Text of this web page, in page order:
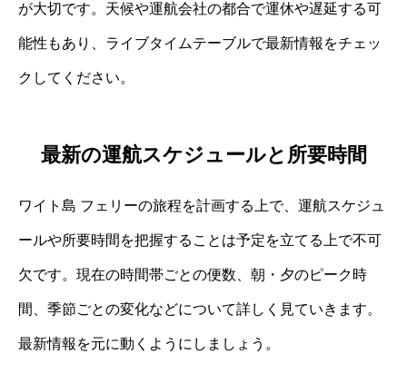
が大切です。天候や運航会社の都合で運休や遅延する可
能性もあり、ライブタイムテーブルで最新情報をチェッ
クしてください。
最新の運航スケジュールと所要時間
ワイト島 フェリーの旅程を計画する上で、運航スケジュ
ールや所要時間を把握することは予定を立てる上で不可
欠です。現在の時間帯ごとの便数、朝・夕のピーク時
間、季節ごとの変化などについて詳しく見ていきます。
最新情報を元に動くようにしましょう。